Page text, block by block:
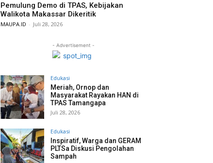
Pemulung Demo di TPAS, Kebijakan
Walikota Makassar Dikeritik
MAUPA.ID - Juli 28, 2026
- Advertisement -
Edukasi
Meriah, Ornop dan
Masyarakat Rayakan HAN di
TPAS Tamangapa
Juli 28, 2026
Edukasi
Inspiratif, Warga dan GERAM
PLTSa Diskusi Pengolahan
Sampah